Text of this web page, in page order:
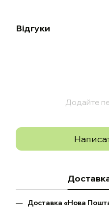
Відгуки
Додайте
Доставка «Нова